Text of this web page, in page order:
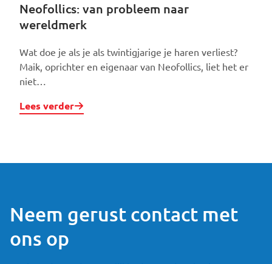
Neofollics: van probleem naar
wereldmerk
Wat doe je als je als twintigjarige je haren verliest?
Maik, oprichter en eigenaar van Neofollics, liet het er
niet…
Lees verder
Neem gerust contact met
ons op